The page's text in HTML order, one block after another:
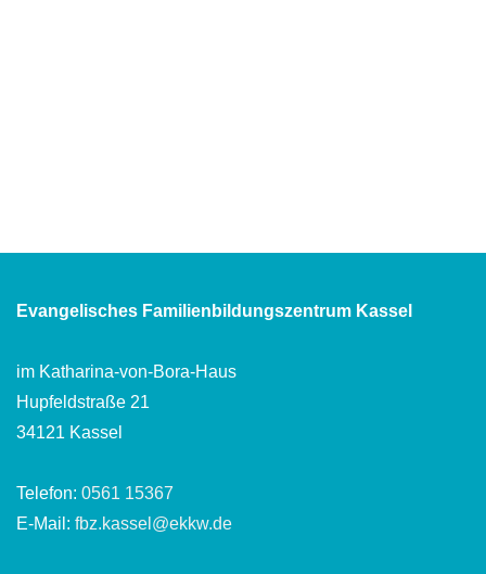
Evangelisches Familienbildungszentrum Kassel
im Katharina-von-Bora-Haus
Hupfeldstraße 21
34121 Kassel
Telefon: 0561 15367
E-Mail: fbz.kassel@ekkw.de